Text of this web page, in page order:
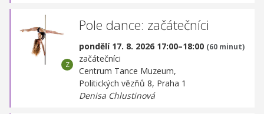
Pole dance: začátečníci
pondělí 17. 8. 2026 17:00–18:00 (60 minut)
začátečníci
Centrum Tance Muzeum,
Politických vězňů 8, Praha 1
Denisa Chlustinová